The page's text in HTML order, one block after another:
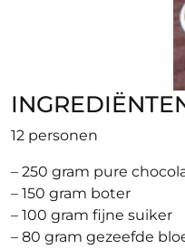
12 personen
– 250 gram pure
– 150 gram boter
– 100 gram fijne suiker
– 80 gram gezeefde